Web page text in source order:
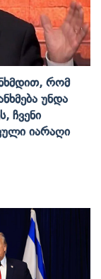
Რომ
Უნდა
Ჩვენი
Იარაღი